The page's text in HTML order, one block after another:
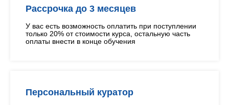
Рассрочка до 3 месяцев
У вас есть возможность оплатить при поступлении
только 20% от стоимости курса, остальную часть
оплаты внести в конце обучения
Персональный куратор